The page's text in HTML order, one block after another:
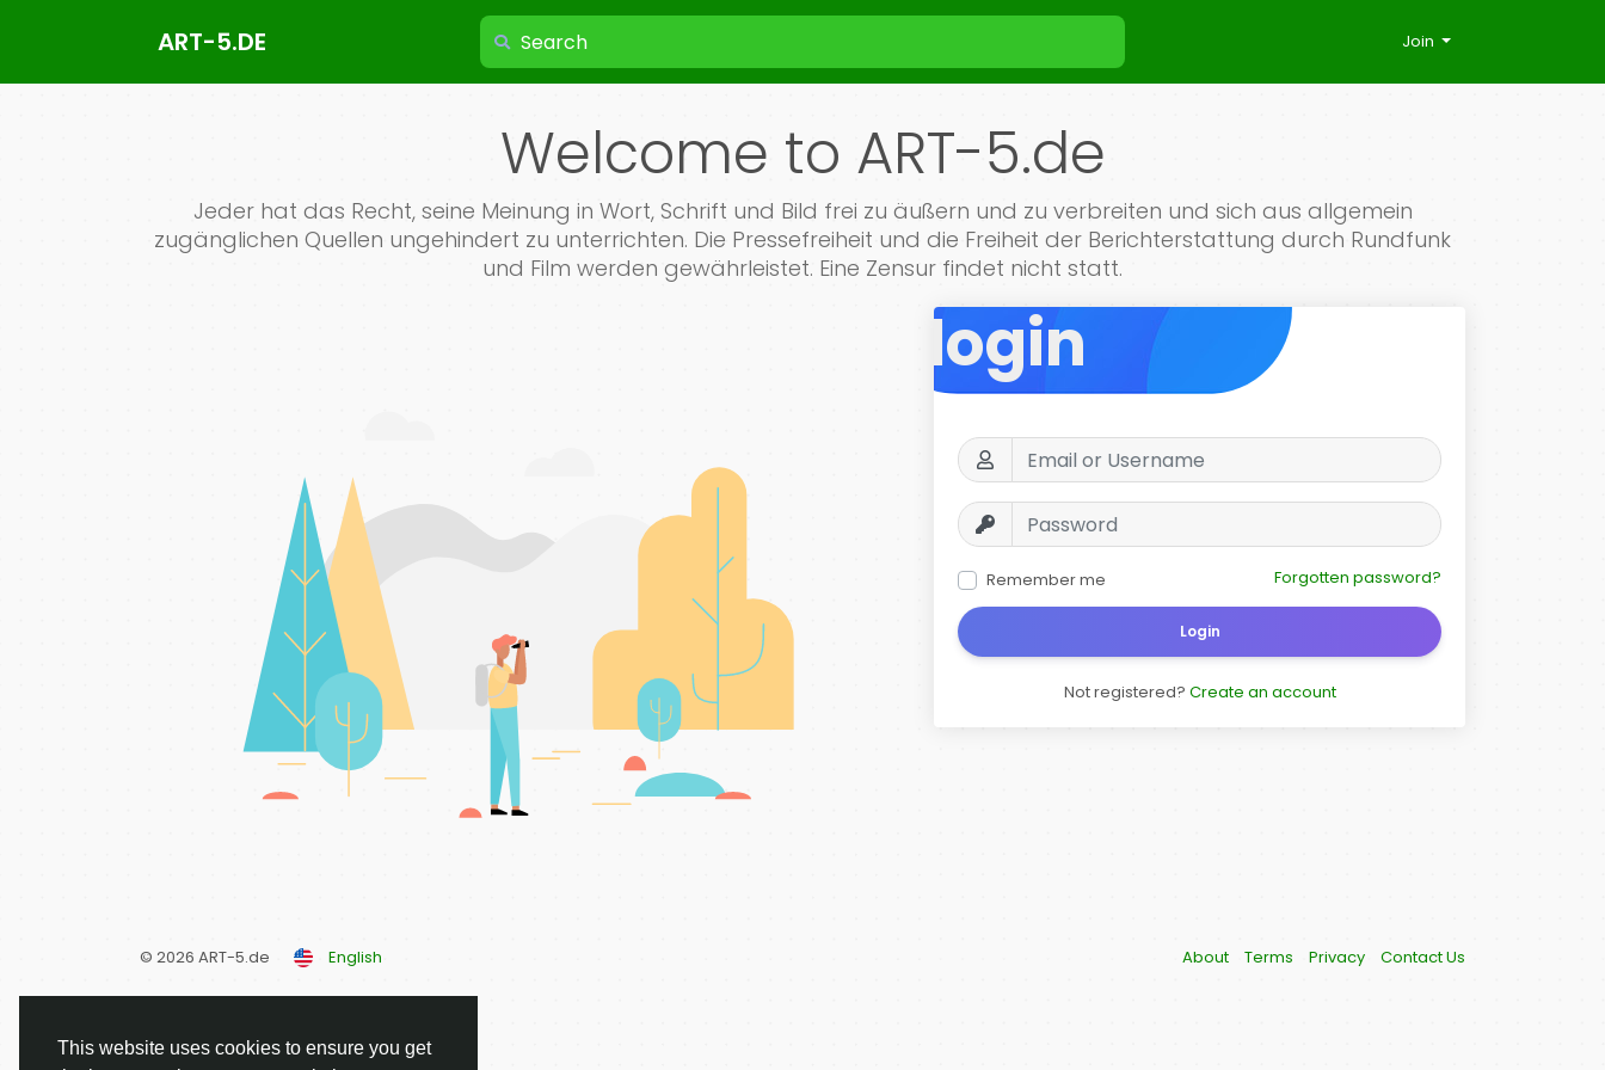
This website uses cookies to ensure you get
ART-5.DE Join
Welcome to ART-5.de
Jeder hat das Recht, seine Meinung in Wort, Schrift und Bild frei zu äußern und zu verbreiten und sich aus allgemein
zugänglichen Quellen ungehindert zu unterrichten. Die Pressefreiheit und die Freiheit der Berichterstattung durch Rundfunk
und Film werden gewährleistet. Eine Zensur findet nicht statt.
login
Remember me Forgotten password?
Login
Not registered? Create an account
© 2026 ART-5.de English About Terms Privacy Contact Us